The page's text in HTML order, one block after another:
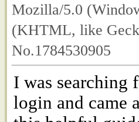
Mozilla/5.0
(KHTML, like
No.1784530905
I was searching
login and came